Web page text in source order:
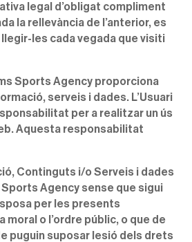
legal d’obligat compliment
la rellevància de l’anterior, es
llegir-les cada vegada que visiti
Sports Agency proporciona
serveis i dades. L’Usuari
per a realitzar un ús
Aquesta responsabilitat
Continguts i/o Serveis i dades
Agency sense que sigui
per les presents
moral o l’ordre públic, o que de
puguin suposar lesió dels drets